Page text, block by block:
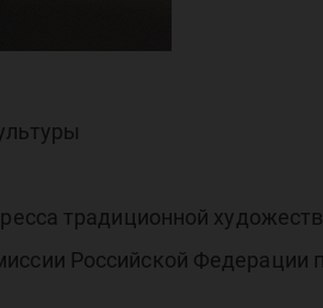
традиционной
Российской Федерации